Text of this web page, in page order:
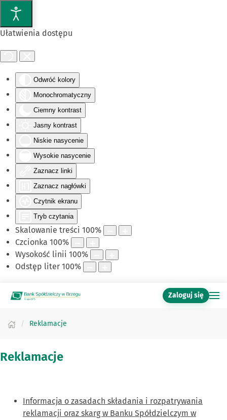
Ułatwienia dostępu
Odwróć kolory
Monochromatyczny
Ciemny kontrast
Jasny kontrast
Niskie nasycenie
Wysokie nasycenie
Zaznacz linki
Zaznacz nagłówki
Czytnik ekranu
Tryb czytania
Skalowanie treści 100%
Czcionka 100%
Wysokość linii 100%
Odstęp liter 100%
Przejdź do głównej treści
Zaloguj się
Reklamacje
Reklamacje
Informacja o zasadach składania i rozpatrywania
reklamacji oraz skarg w Banku Spółdzielczym w